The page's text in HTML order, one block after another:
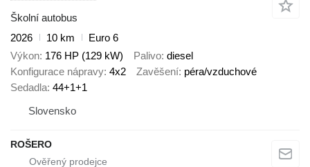
Školní autobus
2026
10 km
Euro 6
Výkon 176 HP (129 kW) Palivo diesel
Konfigurace nápravy 4x2 Zavěšení péra/vzduchové
Sedadla 44+1+1
Slovensko
ROŠERO